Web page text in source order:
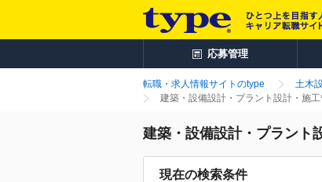
応募管理
転職・求人情報サイトのtype 土木
建築・設備設計・プラント設計・施
建築・設備設計・プラント
現在の検索条件